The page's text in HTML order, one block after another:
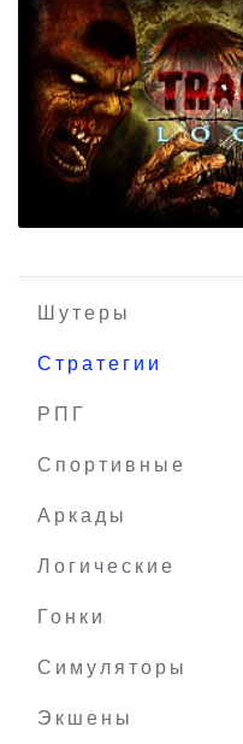
Plague
Шутеры
Стратегии
РПГ
Спортивные
Аркады
Логические
Гонки
Симуляторы
Экшены